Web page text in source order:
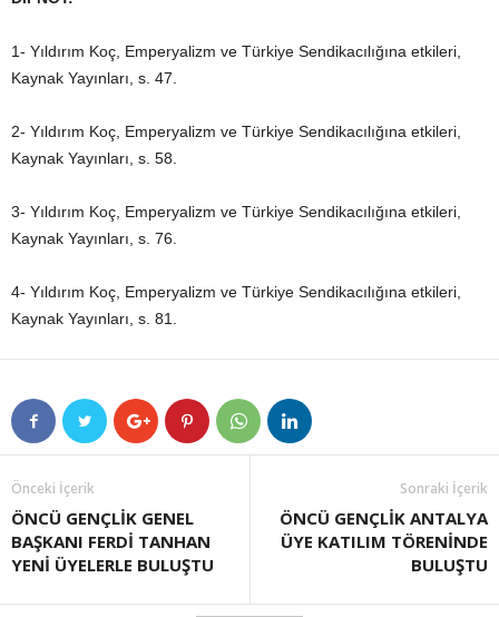
1- Yıldırım Koç, Emperyalizm ve Türkiye Sendikacılığına etkileri,
Kaynak Yayınları, s. 47.
2- Yıldırım Koç, Emperyalizm ve Türkiye Sendikacılığına etkileri,
Kaynak Yayınları, s. 58.
3- Yıldırım Koç, Emperyalizm ve Türkiye Sendikacılığına etkileri,
Kaynak Yayınları, s. 76.
4- Yıldırım Koç, Emperyalizm ve Türkiye Sendikacılığına etkileri,
Kaynak Yayınları, s. 81.
Önceki İçerik
ÖNCÜ GENÇLİK GENEL
BAŞKANI FERDİ TANHAN
YENİ ÜYELERLE BULUŞTU
Sonraki İçerik
ÖNCÜ GENÇLİK ANTALYA
ÜYE KATILIM TÖRENİNDE
BULUŞTU